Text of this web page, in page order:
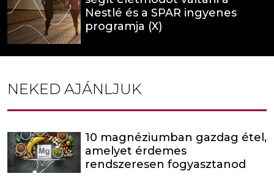
Nestlé és a SPAR ingyenes
programja (X)
NEKED AJÁNLJUK
10 magnéziumban gazdag étel,
amelyet érdemes
rendszeresen fogyasztanod